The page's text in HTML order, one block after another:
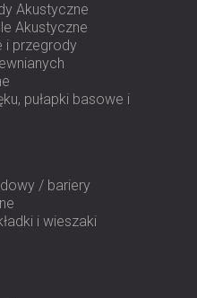
Akustyczne
Akustyczne
i przegrody
pułapki basowe i
/ bariery
i wieszaki